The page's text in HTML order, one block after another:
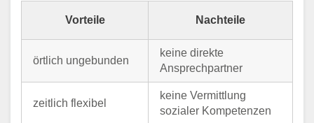
Vorteile Nachteile
örtlich ungebunden
keine direkte
Ansprechpartner
zeitlich flexibel
keine Vermittlung
sozialer Kompetenzen